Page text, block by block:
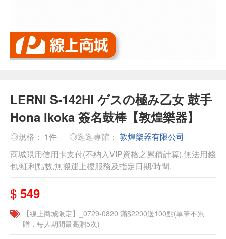
LERNI S-142HI ゲスの極み乙女 鼓手
Hona Ikoka 簽名鼓棒【敦煌樂器】
◎規格： 1件 ◎逛逛專館： 敦煌樂器有限公司
商城限用信用卡支付(不納入VIP資格之累積計算),無法用錢
包/紅利點數,無搬運上樓服務及指定日期/時間.
$ 549
【線上商城限定】_0729-0820 滿$2200送100點(單筆不累
贈，每人期間最高贈5次)